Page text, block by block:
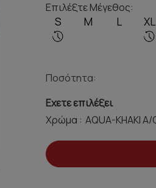
Επιλέξτε Μέγεθος:
S M L XL
Ποσότητα:
Εχετε επιλέξει
Χρώμα :